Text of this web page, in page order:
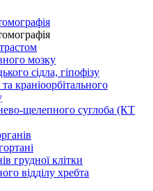
мозку
сідла, гіпофізу
краніоорбітального
щелепного суглоба (КТ
грудної клітки
відділу хребта